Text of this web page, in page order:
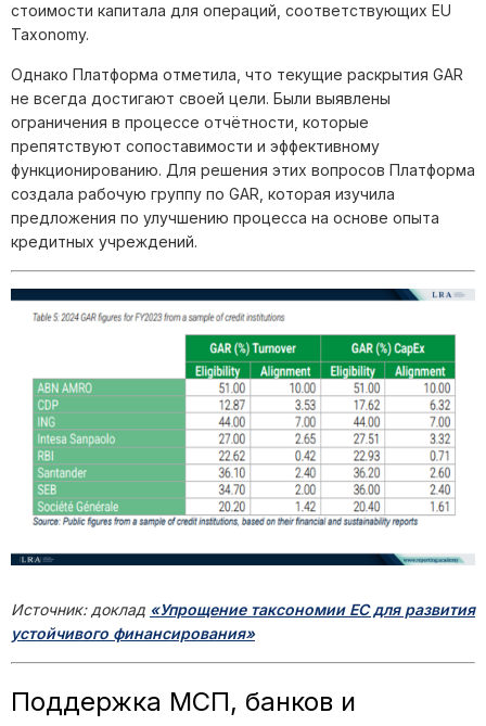
стоимости капитала для операций, соответствующих EU
Taxonomy.
Однако Платформа отметила, что текущие раскрытия GAR
не всегда достигают своей цели. Были выявлены
ограничения в процессе отчётности, которые
препятствуют сопоставимости и эффективному
функционированию. Для решения этих вопросов Платформа
создала рабочую группу по GAR, которая изучила
предложения по улучшению процесса на основе опыта
кредитных учреждений.
Источник: доклад «Упрощение таксономии ЕС для развития
устойчивого финансирования»
Поддержка МСП, банков и